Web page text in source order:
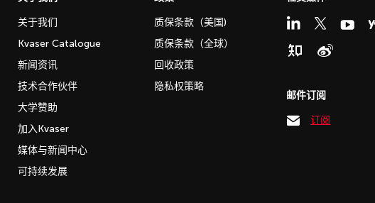
关于我们
Kvaser Catalogue
新闻资讯
技术合作伙伴
大学赞助
加入Kvaser
媒体与新闻中心
可持续发展
质保条款（美国)
质保条款（全球）
回收政策
隐私权策略
邮件订阅
订阅